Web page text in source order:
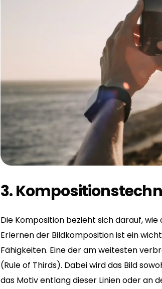
3.
Die Komposition bezieht sich darauf,
Erlernen der Bildkomposition ist ein
Fähigkeiten. Eine der am weitesten
(Rule of Thirds). Dabei wird das Bild
das Motiv entlang dieser Linien oder an